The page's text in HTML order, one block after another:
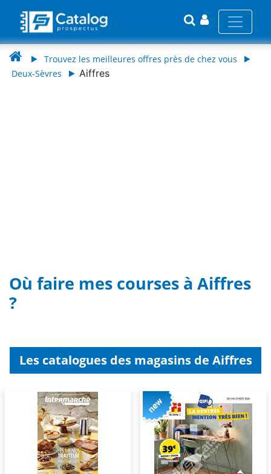
Trouvez les meilleures offres près de chez vous
Deux-Sèvres
Aiffres
Où faire mes courses à Aiffres
?
Les catalogues des magasins de Aiffres